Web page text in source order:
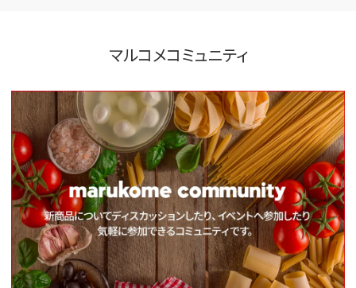
マルコメコミュニティ